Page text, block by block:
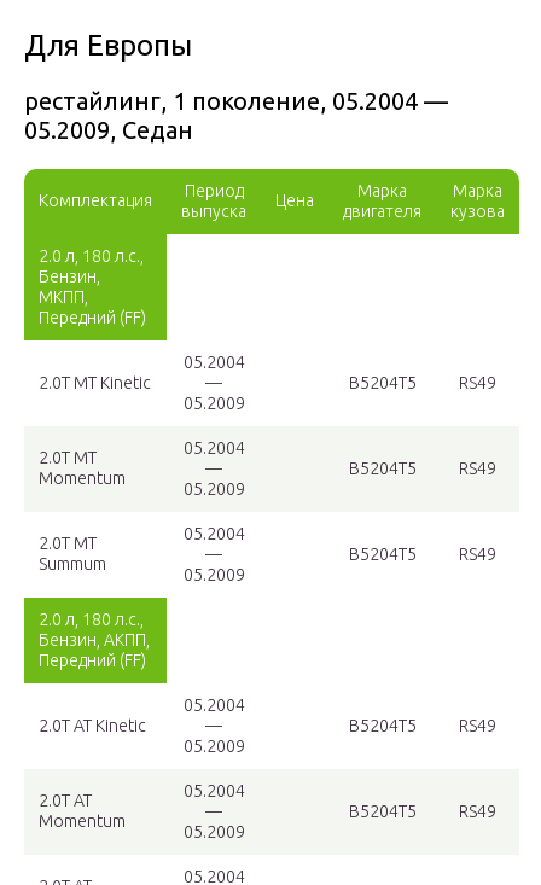
Для Европы
рестайлинг, 1 поколение, 05.2004 —
05.2009, Седан
Комплектация
Период
выпуска
Цена
Марка
двигателя
Марка
кузова
2.0 л, 180 л.с.,
Бензин,
МКПП,
Передний (FF)
2.0T MT Kinetic
05.2004
—
05.2009
B5204T5 RS49
2.0T MT
Momentum
05.2004
—
05.2009
B5204T5 RS49
2.0T MT
Summum
05.2004
—
05.2009
B5204T5 RS49
2.0 л, 180 л.с.,
Бензин, АКПП,
Передний (FF)
2.0T AT Kinetic
05.2004
—
05.2009
B5204T5 RS49
2.0T AT
Momentum
05.2004
—
05.2009
B5204T5 RS49
05.2004